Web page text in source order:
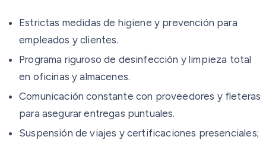
Estrictas medidas de higiene y prevención para
empleados y clientes.
Programa riguroso de desinfección y limpieza total
en oficinas y almacenes.
Comunicación constante con proveedores y fleteras
para asegurar entregas puntuales.
Suspensión de viajes y certificaciones presenciales;